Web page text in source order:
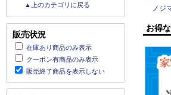
▲上のカテゴリに戻る
販売状況
在庫あり商品のみ表示
クーポン有商品のみ表示
販売終了商品を表示しない
ノジ
お得